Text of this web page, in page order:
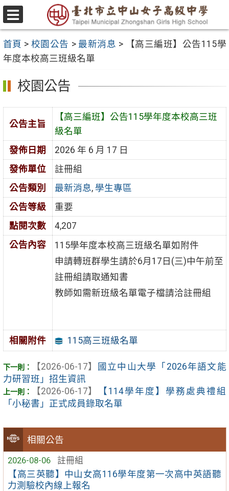
跳
至
要
內
容
區
選
單
首頁 > 校園公告 > 最新消息 >
【高三編班】公告115學
年度本校高三班級名單
相關公告
2026-08-06
註冊組
【高三英聽】中山女高116學年度第一次高中英語聽
力測驗校內線上報名
校園公告
公告主旨
【高三編班】公告115學年度本校高三班
級名單
發佈日期
2026 年 6 月 17 日
發佈單位
註冊組
公告類別
最新消息, 學生專區
公告等級
重要
點閱次數
4,207
公告內容
115學年度本校高三班級名單如附件
申請轉班群學生請於6月17日(三)中午前至
註冊組請取通知書
教師如需新班級名單電子檔請洽註冊組
相關附件 115高三班級名單
【2026-06-17】
國立中山大學「2026年語文能
力研習班」招生資訊
【2026-06-17】
【114學年度】學務處典禮組
「小秘書」正式成員錄取名單